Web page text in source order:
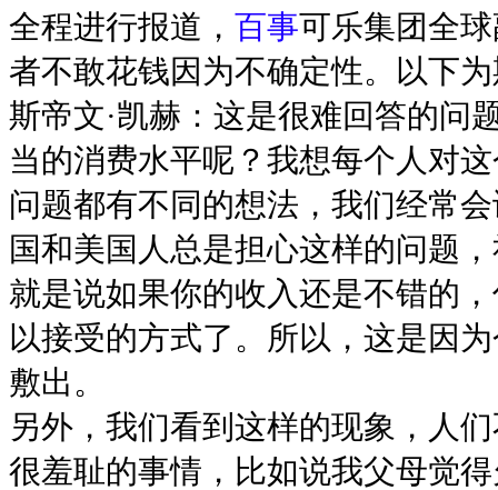
全程进行报道， 百事可乐集团全
者不敢花钱因为不确定性。以下
斯帝文·凯赫：这是很难回答的问
当的消费水平呢？我想每个人对
问题都有不同的想法，我们经常
国和美国人总是担心这样的问题
就是说如果你的收入还是不错的
以接受的方式了。所以，这是因
敷出。
另外，我们看到这样的现象，人
很羞耻的事情，比如说我父母觉